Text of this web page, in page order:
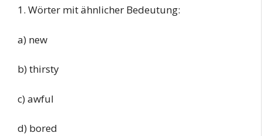
1. Wörter mit ähnlicher Bedeutung:
a) new
b) thirsty
c) awful
d) bored